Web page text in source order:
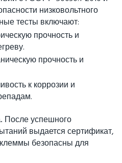
низковольтного
тесты включают:
прочность и
прочность и
к коррозии и
После успешного
выдается сертификат,
безопасны для